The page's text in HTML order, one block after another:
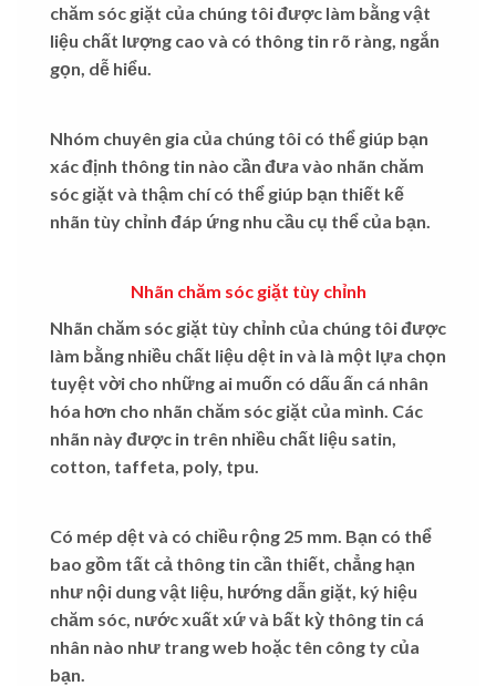
chăm sóc giặt của chúng tôi được làm bằng vật
liệu chất lượng cao và có thông tin rõ ràng, ngắn
gọn, dễ hiểu.
Nhóm chuyên gia của chúng tôi có thể giúp bạn
xác định thông tin nào cần đưa vào nhãn chăm
sóc giặt và thậm chí có thể giúp bạn thiết kế
nhãn tùy chỉnh đáp ứng nhu cầu cụ thể của bạn.
Nhãn chăm sóc giặt tùy chỉnh
Nhãn chăm sóc giặt tùy chỉnh của chúng tôi được
làm bằng nhiều chất liệu dệt in và là một lựa chọn
tuyệt vời cho những ai muốn có dấu ấn cá nhân
hóa hơn cho nhãn chăm sóc giặt của mình. Các
nhãn này được in trên nhiều chất liệu satin,
cotton, taffeta, poly, tpu.
Có mép dệt và có chiều rộng 25 mm. Bạn có thể
bao gồm tất cả thông tin cần thiết, chẳng hạn
như nội dung vật liệu, hướng dẫn giặt, ký hiệu
chăm sóc, nước xuất xứ và bất kỳ thông tin cá
nhân nào như trang web hoặc tên công ty của
bạn.